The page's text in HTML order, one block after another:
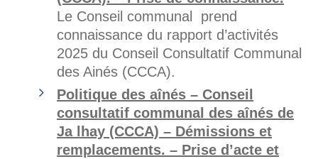
Le Conseil communal prend
connaissance du rapport d’activités
2025 du Conseil Consultatif Communal
des Ainés (CCCA).
Politique des aînés – Conseil
consultatif communal des aînés de
Ja lhay (CCCA) – Démissions et
remplacements. – Prise d’acte et